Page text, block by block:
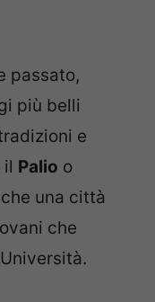
passato,
più belli
e
il Palio o
una città
che